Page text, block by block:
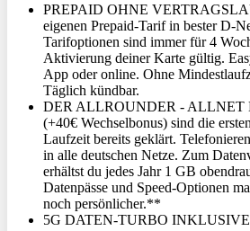
PREPAID OHNE
eigenen Prepaid-Tarif in bester D-
Tarifoptionen sind immer für 4
Aktivierung deiner Karte gültig.
App oder online. Ohne
Täglich kündbar.
DER ALLROUNDER - ALLNET
(+40€ Wechselbonus) sind die
Laufzeit bereits geklärt.
in alle deutschen Netze. Zum
erhältst du jedes Jahr 1 GB
Datenpässe und Speed-Optionen
noch persönlicher.**
5G DATEN-TURBO